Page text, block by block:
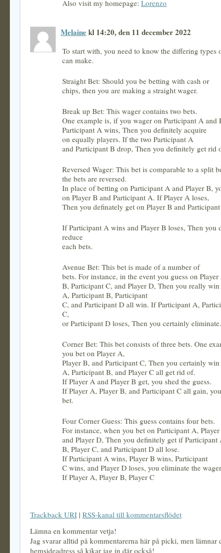
Also visit my homepage: Lorenzo
Melainekl 14:20, den 11 december 2022
To start with, you need to know the differing types
can make.
Straight Bet: Should you be betting with cash or
chips, then you are making a straight wager.
Break up Bet: This wager contains two bets.
One example is, if you wager on Participant A and
Participant A wins, Then you definitely acquire
on equally players. If the two Participant A
and Participant B drop, Then you definitely get rid
Reversed Wager: This bet is comparable to a split
the bets are reversed.
In place of betting on Participant A and Player B,
on Player B and Participant A. If Player A loses,
Then you definately get on Player B and
If Participant A wins and Player B loses, Then you
reduce
each bets.
Avenue Bet: This bet is made of a number of
bets. For instance, in the event you guess on
B, Participant C, and Player D, Then you really
A, Participant B, Participant
C, and Participant D all win. If Participant A,
C,
or Participant D loses, Then you certainly eliminate.
Corner Bet: This bet consists of three bets. One
you bet on Player A,
Player B, and Participant C, Then you certainly
A, Participant B, and Player C all get rid of.
If Player A and Player B get, you shed the guess.
If Player A, Player B, and Participant C all gain,
bet.
Four Corner Guess: This guess contains four bets.
For instance, when you bet on Participant A,
and Player D, Then you definitely get if Participant
B, Player C, and Participant D all lose.
If Participant A wins, Player B wins, Participant
C wins, and Player D loses, you eliminate the
If Player A, Player B, Player C
Trackback URI | RSS-kanal till kommentarsflödet
Lämna en kommentar vetja!
Jag svarar alltid på kommentarerna här på picki, men lämnar
hemsideadress så kikar jag in där också!